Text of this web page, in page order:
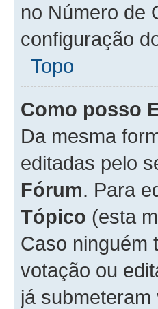
no Número de
configuração
Topo
Como posso
Da mesma
editadas pelo
Fórum. Para
Tópico (esta
Caso ninguém
votação ou
já